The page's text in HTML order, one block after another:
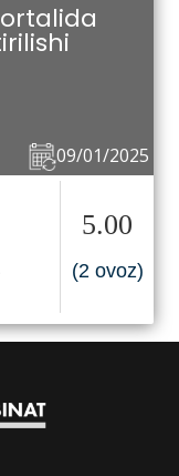
09/01/2025
5.00
(2 ovoz)